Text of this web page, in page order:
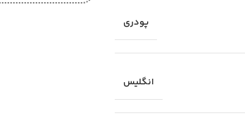
پودری
انگلیس